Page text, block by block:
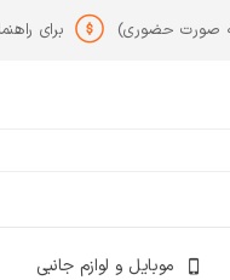
به صورت حضوری) برای
موبایل و لوازم جانبی